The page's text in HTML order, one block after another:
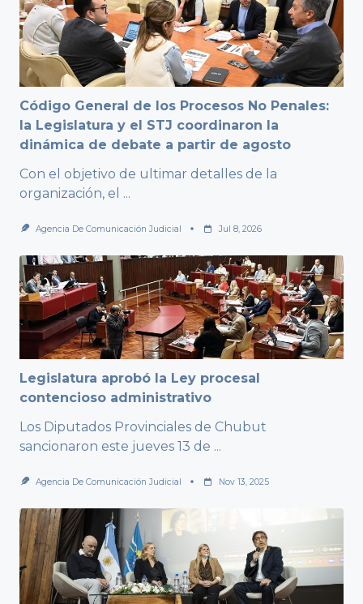
Código General de los Procesos No Penales:
la Legislatura y el STJ coordinaron la
dinámica de debate a partir de agosto
Con el objetivo de ultimar detalles de la
organización, el ...
Agencia De Comunicación Judicial Jul 8, 2026
Legislatura aprobó la Ley procesal
contencioso administrativo
Los Diputados Provinciales de Chubut
sancionaron este jueves 13 de ...
Agencia De Comunicación Judicial Nov 13, 2025